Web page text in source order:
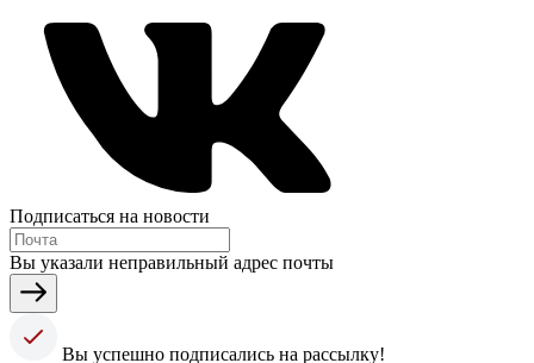
Подписаться на новости
Вы указали неправильный адрес почты
Вы успешно подписались на рассылку!